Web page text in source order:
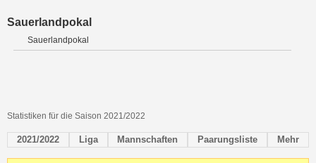
Sauerlandpokal
Sauerlandpokal
Statistiken für die Saison 2021/2022
2021/2022 Liga Mannschaften Paarungsliste Mehr